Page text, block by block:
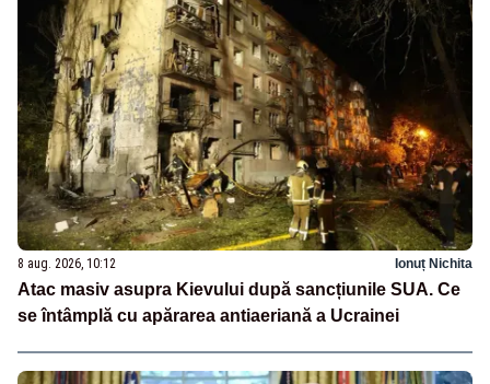
8 aug. 2026, 10:12 Ionuț Nichita
Atac masiv asupra Kievului după sancțiunile SUA. Ce
se întâmplă cu apărarea antiaeriană a Ucrainei